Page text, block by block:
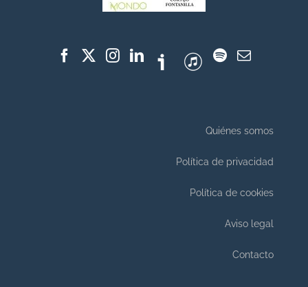
Quiénes somos
Política de privacidad
Política de cookies
Aviso legal
Contacto